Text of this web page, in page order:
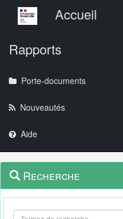
Menu principalAccueil
Rapports
Porte-documents
Nouveautés
Aide
Navigation
outils
Menu
contextuel
Recherche